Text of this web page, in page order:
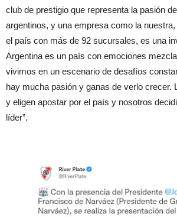
club de prestigio que representa la pasión
argentinos, y una empresa como la
el país con más de 92 sucursales, es una
Argentina es un país con emociones
vivimos en un escenario de desafíos
hay mucha pasión y ganas de verlo crecer.
y eligen apostar por el país y nosotros
líder”.